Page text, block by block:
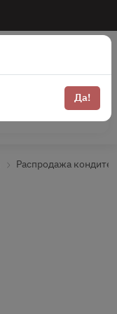
Распродажа
Да!